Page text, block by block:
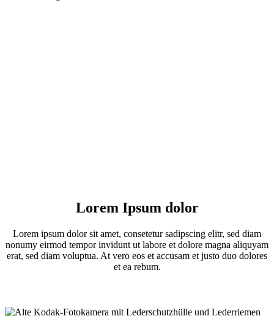
Lorem Ipsum dolor
Lorem ipsum dolor sit amet, consetetur sadipscing elitr, sed diam
nonumy eirmod tempor invidunt ut labore et dolore magna aliquyam
erat, sed diam voluptua. At vero eos et accusam et justo duo dolores
et ea rebum.